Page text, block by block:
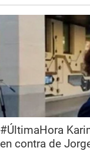
#ÚltimaHora
en contra de